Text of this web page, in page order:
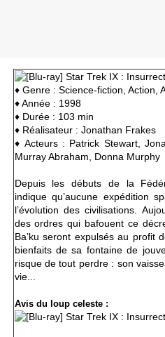
♦ Genre : Science-fiction, Action,
♦ Année : 1998
♦ Durée : 103 min
♦ Réalisateur : Jonathan Frakes
♦ Acteurs : Patrick Stewart,
Murray Abraham, Donna Murphy
Depuis les débuts de la
indique qu’aucune expédition
l’évolution des civilisations.
des ordres qui bafouent ce
Ba’ku seront expulsés au profit
bienfaits de sa fontaine de
risque de tout perdre : son
vie...
Avis du loup celeste :